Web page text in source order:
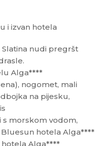
i izvan hotela
nudi pregršt
Alga****
nogomet, mali
na pijesku,
s morskom vodom,
hotela Alga****
Alga****